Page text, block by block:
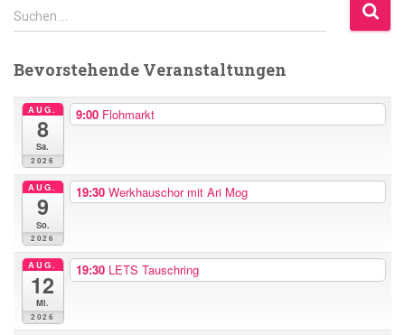
S
u
h
Suchen …
Bevorstehende Veranstaltungen
AUG.
8
Sa.
2026
9:00 Flohmarkt
AUG.
9
So.
2026
19:30 Werkhauschor mit Ari Mog
AUG.
12
Mi.
2026
19:30 LETS Tauschring